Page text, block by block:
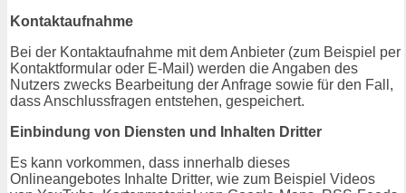
Kontaktaufnahme
Bei der Kontaktaufnahme mit dem Anbieter (zum Beispiel per
Kontaktformular oder E-Mail) werden die Angaben des
Nutzers zwecks Bearbeitung der Anfrage sowie für den Fall,
dass Anschlussfragen entstehen, gespeichert.
Einbindung von Diensten und Inhalten Dritter
Es kann vorkommen, dass innerhalb dieses
Onlineangebotes Inhalte Dritter, wie zum Beispiel Videos